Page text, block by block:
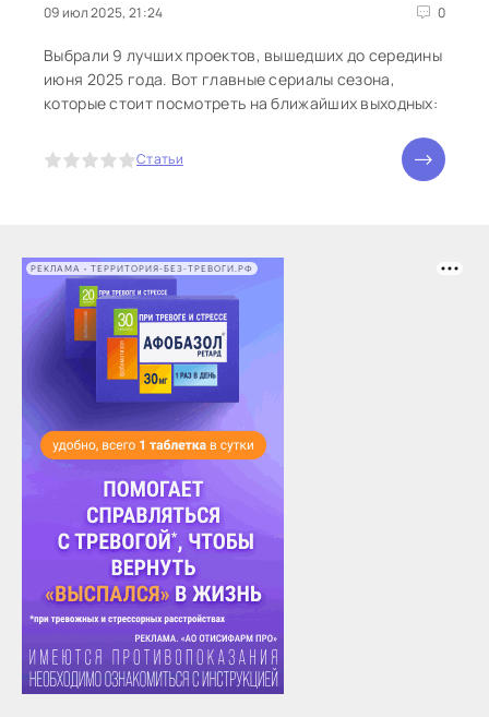
РЕКЛАМА • ТЕРРИТОРИЯ-БЕЗ-ТРЕВОГИ.РФ
09 июл 2025, 21:24 0
Выбрали 9 лучших проектов, вышедших до середины
июня 2025 года. Вот главные сериалы сезона,
которые стоит посмотреть на ближайших выходных:
Статьи